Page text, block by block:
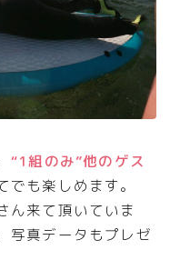
“1組のみ”他のゲス
でも楽しめます。
ん来て頂いていま
写真データもプレゼ